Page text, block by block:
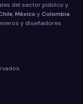
del sector público y
,México yColombia.
y diseñadores